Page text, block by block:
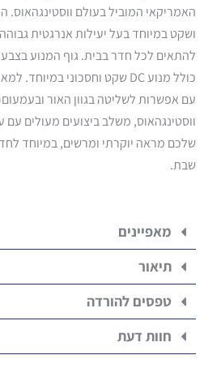
האמריקאי המוביל בעולם ווסטינגהאוס.
ושקט במיוחד בעל יעילות אנרגטית גבוהה
להתאים לכל חדר בבית. גוף המנוע בצבע
עם אפשרות לשליטה בגוון האור
ווסטינגהאוס, משלב ביצועים מעולים עם
שלכם מראה יוקרתי ומרשים, במיוחד
שבת.
מאפיינים
תיאור
טפסים להורדה
חוות דעת